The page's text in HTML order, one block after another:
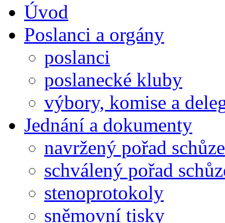
Úvod
Poslanci a orgány
poslanci
poslanecké kluby
výbory, komise a
Jednání a dokumenty
navržený pořad schůze
schválený pořad
stenoprotokoly
sněmovní tisky